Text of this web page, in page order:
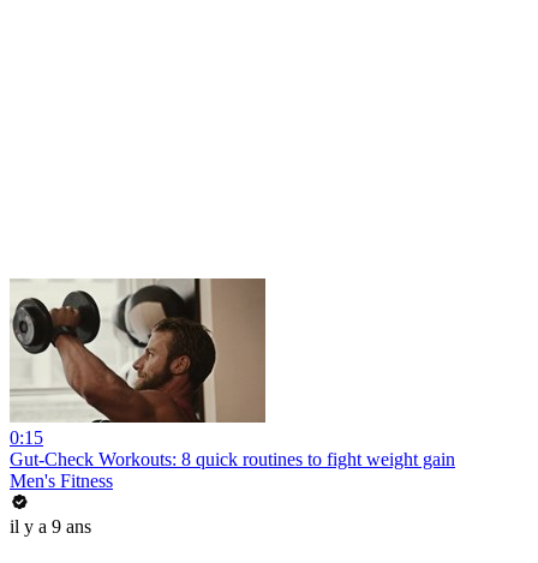
0:15
Gut-Check Workouts: 8 quick routines to fight weight gain
Men's Fitness
il y a 9 ans